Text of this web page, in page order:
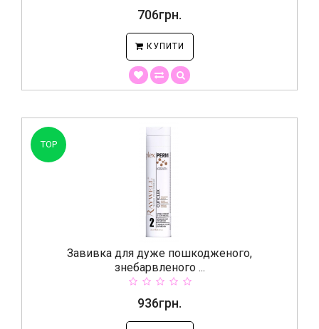
706грн.
КУПИТИ
TOP
Завивка для дуже пошкодженого,
знебарвленого ...
936грн.